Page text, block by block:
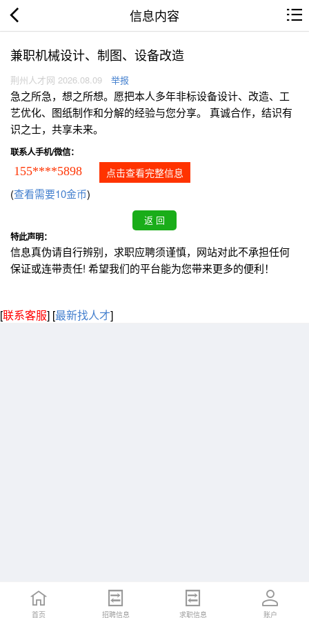
信息内容
兼职机械设计、制图、设备改造
荆州人才网 2026.08.09 举报
急之所急，想之所想。愿把本人多年非标设备设计、改造、工
艺优化、图纸制作和分解的经验与您分享。 真诚合作，结识有
识之士，共享未来。
联系人手机/微信：
155****5898 点击查看完整信息
(查看需要10金币)
特此声明：
信息真伪请自行辨别，求职应聘须谨慎，网站对此不承担任何
保证或连带责任! 希望我们的平台能为您带来更多的便利！
[联系客服] [最新找人才]
首页 招聘信息 求职信息 账户